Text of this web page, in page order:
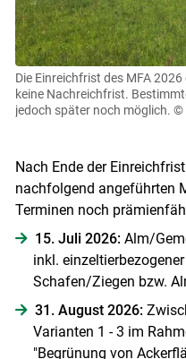
Die Einreichfrist des MFA
keine Nachreichfrist.
jedoch später noch möglich. ©
Nach Ende der
nachfolgend angeführten
Terminen noch
15. Juli 2026:Alm/
inkl.
Schafen/Ziegen bzw.
31. August 2026:
Varianten 1 - 3 im
"Begrünung von